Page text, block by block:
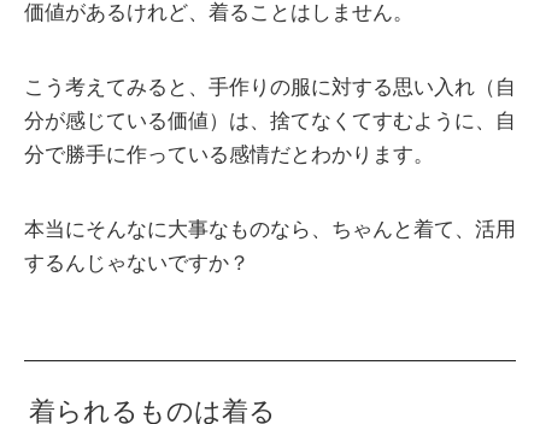
価値があるけれど、着ることはしません。
こう考えてみると、手作りの服に対する思い入れ（自
分が感じている価値）は、捨てなくてすむように、自
分で勝手に作っている感情だとわかります。
本当にそんなに大事なものなら、ちゃんと着て、活用
するんじゃないですか？
着られるものは着る